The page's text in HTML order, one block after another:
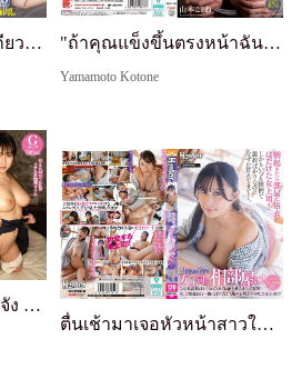
สาวหนีบ้านที่มาถึงโตเกียวถูกนำไปอยู่ในห้องเย็ดที่พวกผู้ชายผลัดกันทำอะไรก็ได้กับเธอ พวกเขายังคงเย็ดหีที่ไม่ยินยอมของเธอติดต่อกัน 10 ชั่วโมง จนสมองพัง Yuno Sakura "ถ้าคุณแข็งขึ้นตรงหน้าฉัน... ฉันก็จะเปียกด้วย..." SEX จริง 3: สาวสวยนมใหญ่ตื่นเต้นกับควยแข็งของผู้ชายแล้วดูดเอง - Kotone Yamamoto
Yamamoto Kotone
พุชิโกะ บอยน์ กรุ๊ป รูกะจัง อิโตอิ รูกะ
ตื่นเช้ามาเจอหัวหน้าสาวในห้อง ยูกาตะหลุด! แม้ปกติจะหยิ่งและคอยติเตียนฉัน แต่ทำไมวันนี้ถึงทำตัวหวาน... ที่พักทริปธุรกิจเป็นห้องเดียวกับหัวหน้าสาว! หลังถูกติเตียนทั้งวัน ดื่มจนเมา! พอตื่นขึ้นมา... ข้างๆ คือหัวหน้าสาวที่ยูกาตะหลุดโชว์หน้าอกและก้น!?